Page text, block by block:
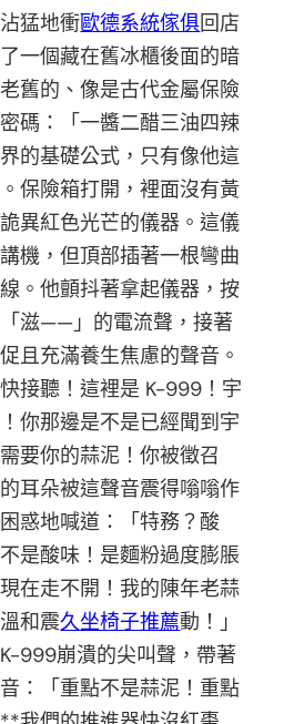
猛地衝歐德系統傢俱回店
一個藏在舊冰櫃後面的暗
舊的、像是古代金屬保險
碼：「一醬二醋三油四辣
的基礎公式，只有像他這
保險箱打開，裡面沒有黃
異紅色光芒的儀器。這儀
機，但頂部插著一根彎曲
。他顫抖著拿起儀器，按
滋——」的電流聲，接著
且充滿養生焦慮的聲音。
接聽！這裡是 K-999！宇
你那邊是不是已經聞到宇
要你的蒜泥！你被徵召
耳朵被這聲音震得嗡嗡作
惑地喊道：「特務？酸
是酸味！是麵粉過度膨脹
在走不開！我的陳年老蒜
和震久坐椅子推薦動！」
999崩潰的尖叫聲，帶著
：「重點不是蒜泥！重點